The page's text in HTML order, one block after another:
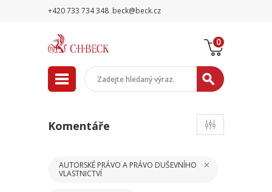
+420 733 734 348 beck@beck.cz
0
Komentáře
AUTORSKÉ PRÁVO A PRÁVO DUŠEVNÍHO
VLASTNICTVÍ